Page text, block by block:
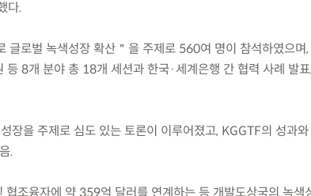
다.
글로벌 녹색성장 확산＂을 주제로 560여 명이 참석하였으며,
등 8개 분야 총 18개 세션과 한국·세계은행 간 협력 사례 발
장을 주제로 심도 있는 토론이 이루어졌고, KGGTF의 성과와
.
조융자에 약 359억 달러를 연계하는 등 개발도상국의 녹색